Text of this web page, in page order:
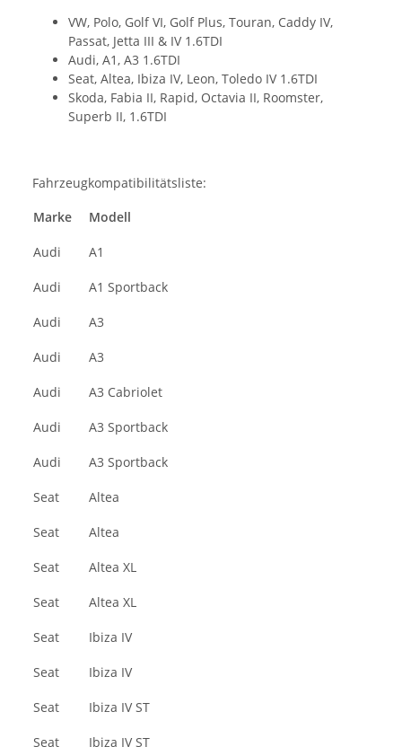
VW, Polo, Golf VI, Golf Plus, Touran, Caddy IV,
Passat, Jetta III & IV 1.6TDI
Audi, A1, A3 1.6TDI
Seat, Altea, Ibiza IV, Leon, Toledo IV 1.6TDI
Skoda, Fabia II, Rapid, Octavia II, Roomster,
Superb II, 1.6TDI
Fahrzeugkompatibilitätsliste:
Marke
Modell
Audi A1
Audi A1 Sportback
Audi A3
Audi A3
Audi A3 Cabriolet
Audi A3 Sportback
Audi A3 Sportback
Seat Altea
Seat Altea
Seat Altea XL
Seat Altea XL
Seat Ibiza IV
Seat Ibiza IV
Seat Ibiza IV ST
Seat Ibiza IV ST